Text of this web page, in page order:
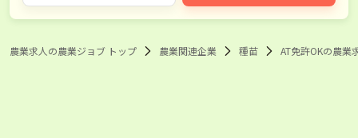
農業求人の農業ジョブ トップ 農業関連企業 種苗 AT免許OKの農業